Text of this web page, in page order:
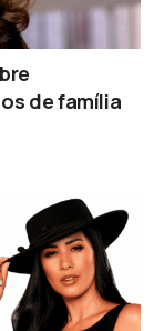
de família